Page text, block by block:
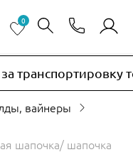
0
вайнеры
шапочка/ шапочка